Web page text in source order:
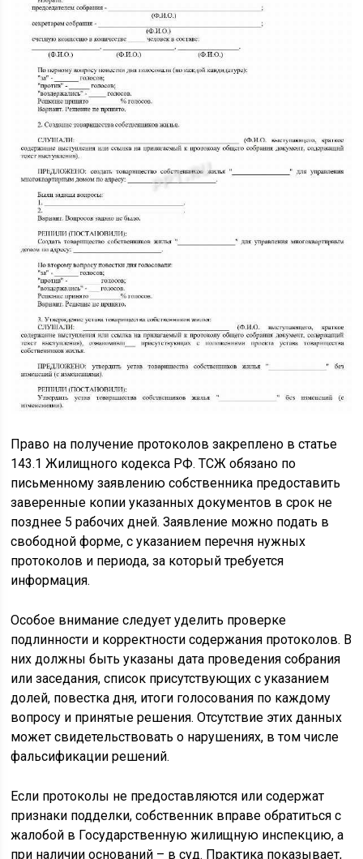
Право на получение протоколов закреплено в статье
143.1 Жилищного кодекса РФ. ТСЖ обязано по
письменному заявлению собственника предоставить
заверенные копии указанных документов в срок не
позднее 5 рабочих дней. Заявление можно подать в
свободной форме, с указанием перечня нужных
протоколов и периода, за который требуется
информация.
Особое внимание следует уделить проверке
подлинности и корректности содержания протоколов. В
них должны быть указаны дата проведения собрания
или заседания, список присутствующих с указанием
долей, повестка дня, итоги голосования по каждому
вопросу и принятые решения. Отсутствие этих данных
может свидетельствовать о нарушениях, в том числе
фальсификации решений.
Если протоколы не предоставляются или содержат
признаки подделки, собственник вправе обратиться с
жалобой в Государственную жилищную инспекцию, а
при наличии оснований – в суд. Практика показывает,